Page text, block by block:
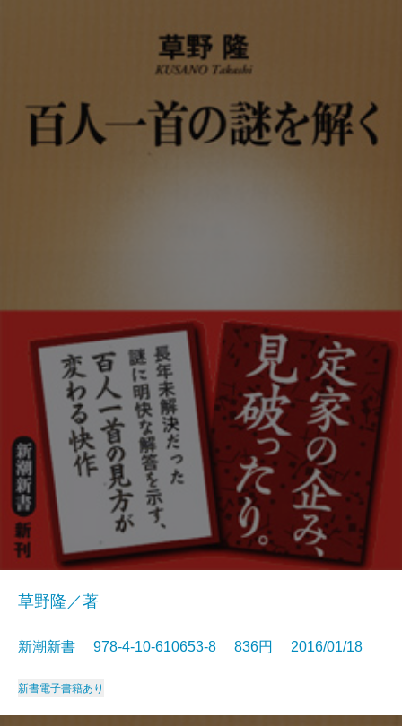
草野隆／著
新潮新書 978-4-10-610653-8 836円 2016/01/18
新書電子書籍あり